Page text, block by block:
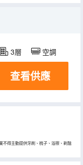
3層 空調
電視機 冰箱
查看供應
不得主動提供牙刷、梳子、浴擦、剃鬚